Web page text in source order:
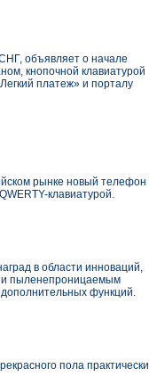
объявляет о начале
кнопочной клавиатурой
платеж» и порталу
рынке новый телефон
клавиатурой.
в области инноваций,
и пыленепроницаемым
функций.
пола практически